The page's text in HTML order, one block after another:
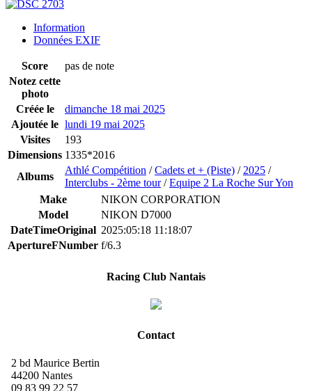
Information
Données EXIF
Score
pas de note
Notez cette
photo
Créée le
dimanche 18 mai 2025
Ajoutée le lundi 19 mai 2025
Visites
193
Dimensions 1335*2016
Albums
Athlé Compétition /Cadets et + (Piste) / 2025 /
Interclubs - 2ème tour/Equipe 2 La Roche Sur Yon
Make
NIKON CORPORATION
Model
NIKON D7000
DateTimeOriginal 2025:05:18 11:18:07
ApertureFNumber f/6.3
Racing Club Nantais
Contact
2 bd Maurice Bertin
44200 Nantes
09 83 99 22 57